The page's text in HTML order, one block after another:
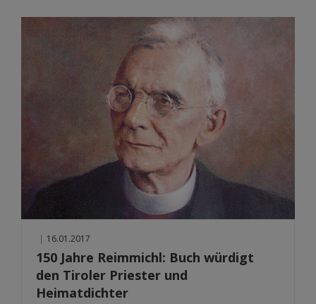
| 16.01.2017
150 Jahre Reimmichl: Buch würdigt
den Tiroler Priester und
Heimatdichter